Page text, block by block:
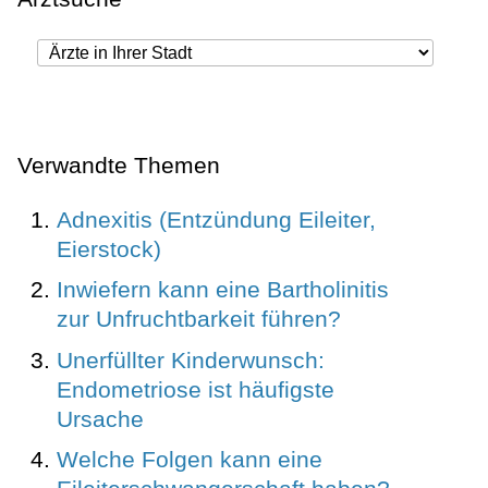
Verwandte Themen
Adnexitis (Entzündung Eileiter,
Eierstock)
Inwiefern kann eine Bartholinitis
zur Unfruchtbarkeit führen?
Unerfüllter Kinderwunsch:
Endometriose ist häufigste
Ursache
Welche Folgen kann eine